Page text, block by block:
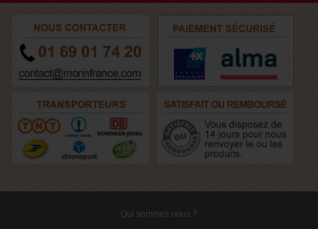
Qui sommes nous ?